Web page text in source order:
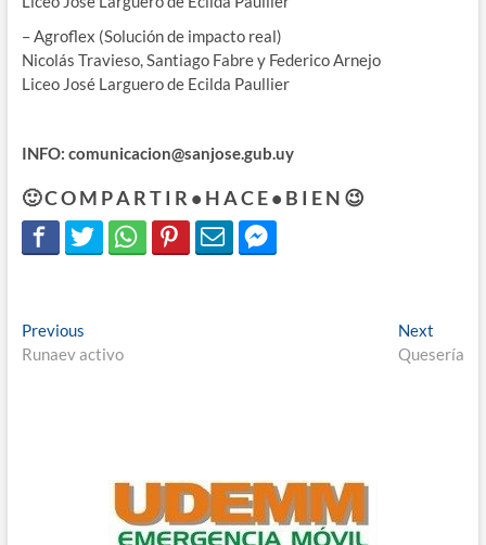
– Agroflex (Solución de impacto real)
Nicolás Travieso, Santiago Fabre y Federico Arnejo
Liceo José Larguero de Ecilda Paullier
INFO: comunicacion@sanjose.gub.uy
🙂 C O M P A R T I R • H A C E • B I E N 😉
Navegación
de
PreviousPrevious
post:
Runaev activo
Next
post:
Quesería